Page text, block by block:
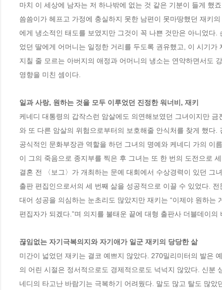
마치 이 세상에 남자는 저 하나밖에 없는 것 같은 기분이 들게 했
씀씀이가 헤프고 가정에 충실하지 못한 남편이 못마땅했던 재키
에게 냉소적인 태도를 보였지만 그것이 꼭 나쁜 것만은 아니었다
었던 딸에게 어머니는 일정한 거리를 두도록 권유했고, 이 시기
지칠 줄 모르는 아버지의 애정과 어머니의 냉소는 연약하면서도
영향을 미친 셈이다.
일과 사랑, 원하는 것을 모두 이루었던 진정한 워너비, 재키
케네디 대통령의 갑작스런 암살에도 의연해보였던 그녀이지만
와 또 다른 암살의 위험으로부터의 보호해줄 안식처를 찾게 했다
공식적인 문화부장관 역할을 하던 그녀의 명예와 케네디 가의 이
이 그의 죽음으로 종지부를 찍은 후 그녀는 또 한 번의 도전으로
결혼 전 〈보그〉가 개최하는 문예 대회에서 수상경력이 있던 그
출판 편집인으로서의 세 번째 삶을 성공적으로 이끌 수 있었다.
대어 성공을 의심하는 눈초리도 많았지만 재키는 “이제야 원하
편집자가 되겠다.”며 의지를 불태운 끝에 대형 출판사 더블데이
끊임없는 자기극복의지와 자기애가 일군 재키의 당당한 삶
미간이 넓었던 재키는 결코 예쁘지 않았다. 270밀리미터의 발은
의 어린 시절은 정서적으로도 경제적으로도 넉넉지 않았다. 신분
네디의 타고난 바람기는 극복하기 어려웠다. 말도 많고 탈도 많